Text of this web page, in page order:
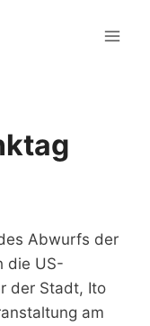
Abwurfs der
die US-
der Stadt, Ito
am